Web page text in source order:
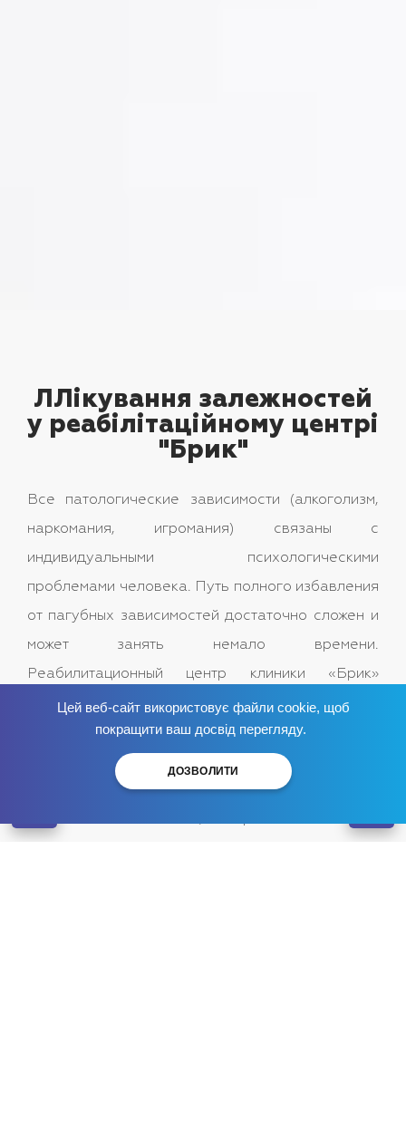
Цей веб-сайт використовує файли cookie, щоб
покращити ваш досвід перегляду.
ДОЗВОЛИТИ
Избавься от зависимостисейчас
ЛЛікування залежностей
у реабілітаційному центрі
"Брик"
Все патологические зависимости (алкоголизм,
наркомания, игромания) связаны с
индивидуальными психологическими
проблемами человека. Путь полного избавления
от пагубных зависимостей достаточно сложен и
может занять немало времени.
Реабилитационный центр клиники «Брик»
помогает своим пациентам не свернуть с этого
пути, в конце которого их ждет счастливая
здоровая жизнь. В нашем реабилитационном
центре созданы все условия для эффективного